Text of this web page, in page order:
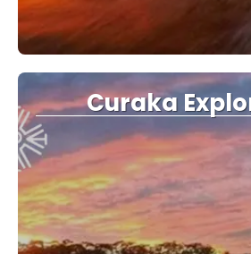
شاهد
Curaka